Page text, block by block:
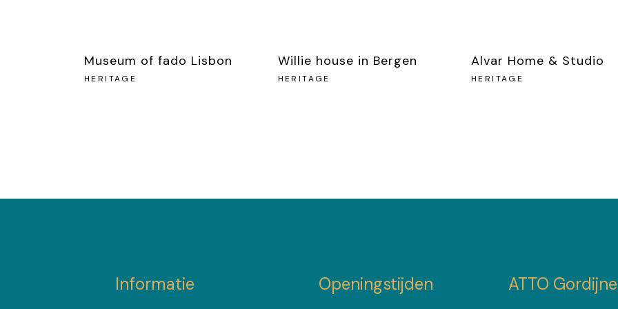
Museum of fado Lisbon
HERITAGE
Willie house in Bergen
HERITAGE
Alvar Home & Studio
HERITAGE
Informatie Openingstijden ATTO